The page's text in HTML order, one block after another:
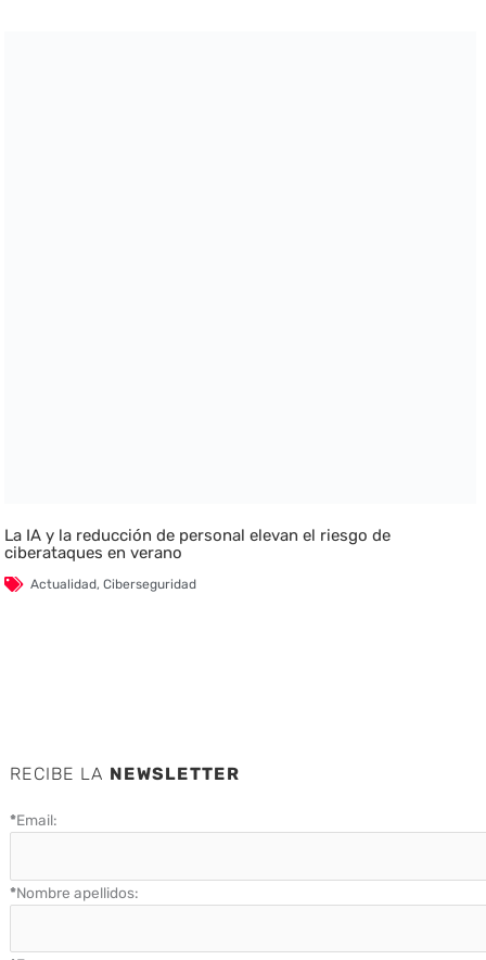
La IA y la reducción de personal elevan el riesgo de
ciberataques en verano
Actualidad,Ciberseguridad
RECIBE LA NEWSLETTER
*Email:
*Nombre apellidos: